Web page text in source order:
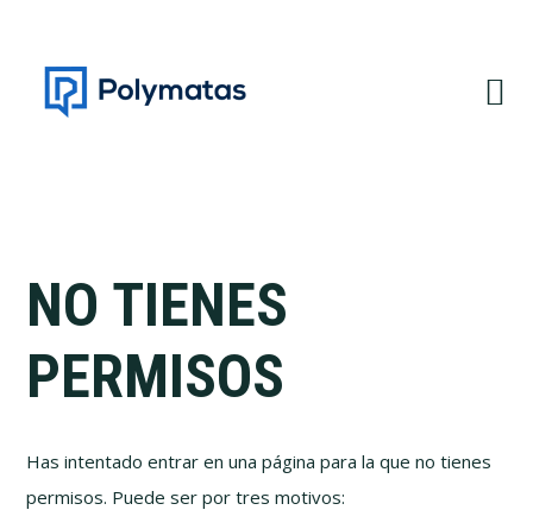
navegación
contenido
principal
NO TIENES
PERMISOS
Has intentado entrar en una página para la que no tienes
permisos. Puede ser por tres motivos: